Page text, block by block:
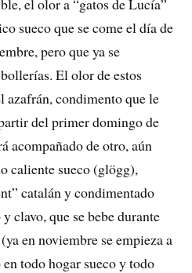
el olor a “gatos de Lucía”
sueco que se come el día de
pero que ya se
El olor de estos
azafrán, condimento que le
del primer domingo de
acompañado de otro, aún
caliente sueco (glögg),
catalán y condimentado
clavo, que se bebe durante
en noviembre se empieza a
todo hogar sueco y todo